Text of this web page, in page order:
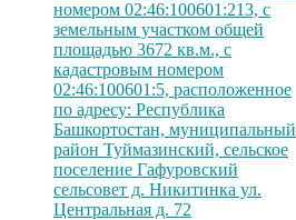
номером 02:46:100601:213, с
земельным участком общей
площадью 3672 кв.м., с
кадастровым номером
02:46:100601:5, расположенное
по адресу: Республика
Башкортостан, муниципальный
район Туймазинский, сельское
поселение Гафуровский
сельсовет д. Никитинка ул.
Центральная д. 72